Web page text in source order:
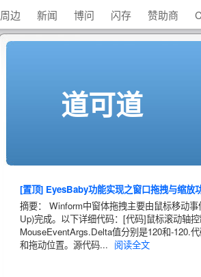
周边 新闻 博问 闪存 赞助商
道可道
[置顶] EyesBaby功能实现之窗口拖拽与缩放
摘要： Winform中窗体拖拽主要由鼠标移动
Up)完成。以下详细代码：[代码]鼠标滚动轴
MouseEventArgs.Delta值分别是120和-120.
和拖动位置。源代码... 阅读全文